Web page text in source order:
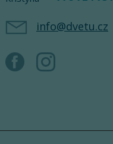
info@dvetu.cz